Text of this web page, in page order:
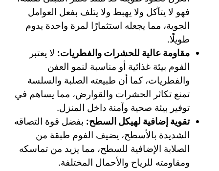
فهو لا يتآكل ولا يهبط ولا يتلف بفعل العوامل
الجوية، مما يجعله استثمارًا لمرة واحدة يدوم
طويلًا.
مقاومة عالية للحشرات والفطريات: لا يعتبر
الفوم بيئة غذائية أو مناسبة لنمو العفن
والفطريات، كما أن طبيعته الصلبة والسلسة
تمنع تكاثر الحشرات والقوارض، مما يساهم في
توفير بيئة صحية وآمنة داخل المنزل.
تقوية إضافية لهيكل السطح: بفضل قوة التصاقه
الشديدة بالأسطح، يضيف الفوم طبقة من
الصلابة الإضافية للسطح، مما يزيد من تماسكه
ومقاومته للرياح والأحمال المختلفة.